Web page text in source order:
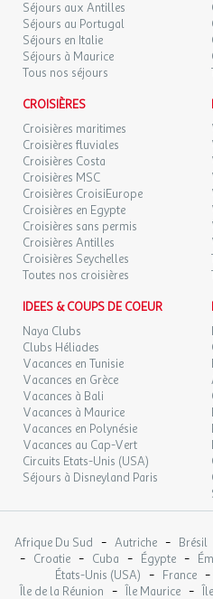
Séjours aux Antilles
Séjours au Portugal
Séjours en Italie
Séjours à Maurice
Tous nos séjours
CROISIÈRES
Croisières maritimes
Croisières fluviales
Croisières Costa
Croisières MSC
Croisières CroisiEurope
Croisières en Egypte
Croisières sans permis
Croisières Antilles
Croisières Seychelles
Toutes nos croisières
IDEES & COUPS DE COEUR
Naya Clubs
Clubs Héliades
Vacances en Tunisie
Vacances en Grèce
Vacances à Bali
Vacances à Maurice
Vacances en Polynésie
Vacances au Cap-Vert
Circuits Etats-Unis (USA)
Séjours à Disneyland Paris
Afrique Du Sud - Autriche - Brésil
- Croatie - Cuba - Égypte -
États-Unis (USA) - France -
Île de la Réunion - Île Maurice -